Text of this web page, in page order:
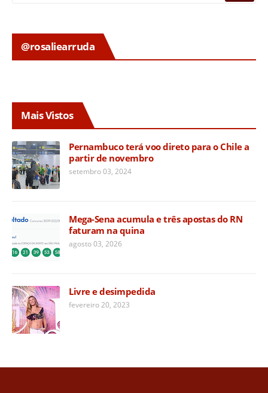
@rosaliearruda
Mais Vistos
Pernambuco terá voo direto para o Chile a
partir de novembro
setembro 03, 2024
Mega-Sena acumula e três apostas do RN
faturam na quina
agosto 03, 2026
Livre e desimpedida
fevereiro 20, 2023